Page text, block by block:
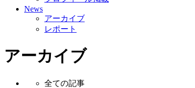
News
アーカイブ
レポート
アーカイブ
全ての記事